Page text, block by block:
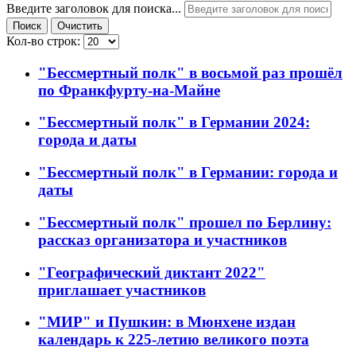
Введите заголовок для поиска...
Поиск Очистить
Кол-во строк:
"Бессмертный полк" в восьмой раз прошёл
по Франкфурту-на-Майне
"Бессмертный полк" в Германии 2024:
города и даты
"Бессмертный полк" в Германии: города и
даты
"Бессмертный полк" прошел по Берлину:
рассказ организатора и участников
"Географический диктант 2022"
приглашает участников
"МИР" и Пушкин: в Мюнхене издан
календарь к 225-летию великого поэта